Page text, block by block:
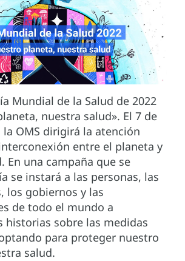
Mundial de la Salud de 2022
nuestra salud». El 7 de
la OMS dirigirá la atención
entre el planeta y
En una campaña que se
se instará a las personas, las
los gobiernos y las
de todo el mundo a
historias sobre las medidas
para proteger nuestro
salud.